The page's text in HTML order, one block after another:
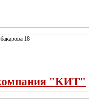
18
"КИТ"